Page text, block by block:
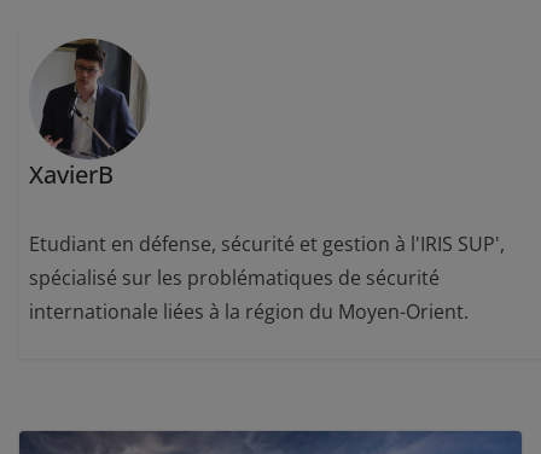
XavierB
Etudiant en défense, sécurité et gestion à l'IRIS SUP',
spécialisé sur les problématiques de sécurité
internationale liées à la région du Moyen-Orient.